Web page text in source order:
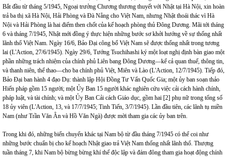
Bắt đầu từ tháng 5/1945, Ngoại trưởng Chương thương thuyết với Nhật tại Hà Nội, xin hoàn
trả ba thị xã Hà Nội, Hải Phòng và Đà Nẵng cho Việt Nam, nhưng Nhật thoái thác vì Hà
Nội và Hải Phòng là hai điểm then chốt của kế hoạch phòng thủ Đông Dương. Mãi tới tháng
6 và tháng 7/1945, Nhật mới đồng ý thực hiện những bước sơ khởi hướng về sự thống nhất
lãnh thổ Việt Nam. Ngày 16/6, Bảo Đại công bố ViệtNam sẽ được thống nhất trong tương
lai (L'Action, 27/6/1945). Ngày 29/6, Tướng Tsuchihashi ký một loạt nghị định bàn giao một
phần những trách nhiệm của chính phủ Liên bang Đông Dương—kể cả quan thuế, thông tin,
và thanh niên, thể thao—cho ba chính phủ Việt, Miên và Lào (L'Action, 12/7/1945). Tiếp đó,
Bảo Đại ban hành 4 đạo Dụ: thành lập Hội Đồng Tư Vấn Quốc Gia; một ủy ban soạn thảo
Hiến pháp gồm 15 người; một Ủy Ban 15 người khác nghiên cứu việc cải cách hành chính,
pháp luật, và tài chính; và một Ủy Ban Cải cách Giáo dục, gồm hai [2] phụ nữ trong tổng số
18 ủy viên (L'Action, 13, và 17/7/1945; Tinh Tiến, 3/7/1945). Lần đầu tiên, các lãnh tụ miền
Nam (như Trần Văn Ân và Hồ Văn Ngà) được mời tham gia các ủy ban trên.
Trong khi đó, những biến chuyển khác tại Nam bộ từ đầu tháng 7/1945 có thể coi như
những bước chuẩn bị cho kế hoạch Nhật giao trả ViệtNam thống nhất lãnh thổ. Thượng
tuần tháng 7, khi Nam bộ bừng bừng khí thế độc lập và đám đông tham gia hoạt động chính